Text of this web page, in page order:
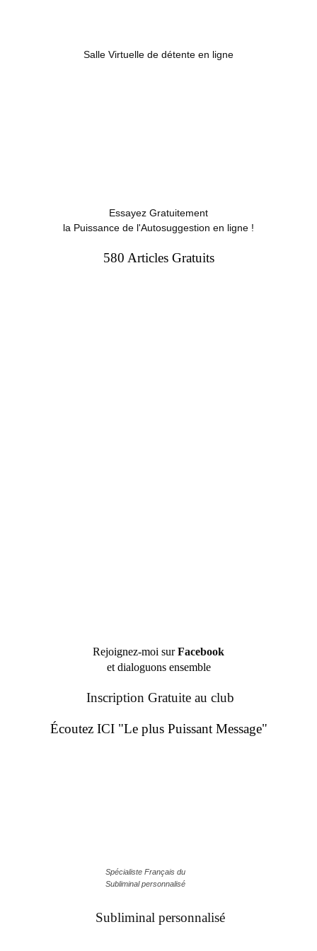
Salle Virtuelle de détente en ligne
Essayez Gratuitement
la Puissance de l'Autosuggestion en ligne !
580 Articles Gratuits
Rejoignez-moi surFacebook
et dialoguons ensemble
Inscription Gratuite au club
Écoutez ICI "Le plus Puissant Message"
Spécialiste Français du
Subliminal personnalisé
Subliminal personnalisé